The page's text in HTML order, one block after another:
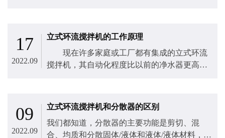
类。
17
2022.09
立式环流搅拌机的工作原理
现在许多家庭或工厂都有集成的立式环流
搅拌机，其自动化程度比以前的净水器更高。
碌的人们来说，真正需要自动化程度更高的
净...
09
2022.09
立式环流搅拌机和分散器的区别
我们都知道，分散器的主要功能是剪切、混
合、均质和分散固体/液体和液体/液体材料，以